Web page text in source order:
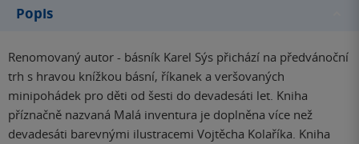
Popis
Renomovaný autor - básník Karel Sýs přichází na předvánoční
trh s hravou knížkou básní, říkanek a veršovaných
minipohádek pro děti od šesti do devadesáti let. Kniha
příznačně nazvaná Malá inventura je doplněna více než
devadesáti barevnými ilustracemi Vojtěcha Kolaříka. Kniha